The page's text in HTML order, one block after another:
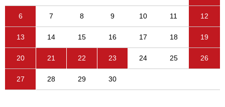
6 7 8 9 10 11 12
13 14 15 16 17 18 19
20 21 22 23 24 25 26
27 28 29 30